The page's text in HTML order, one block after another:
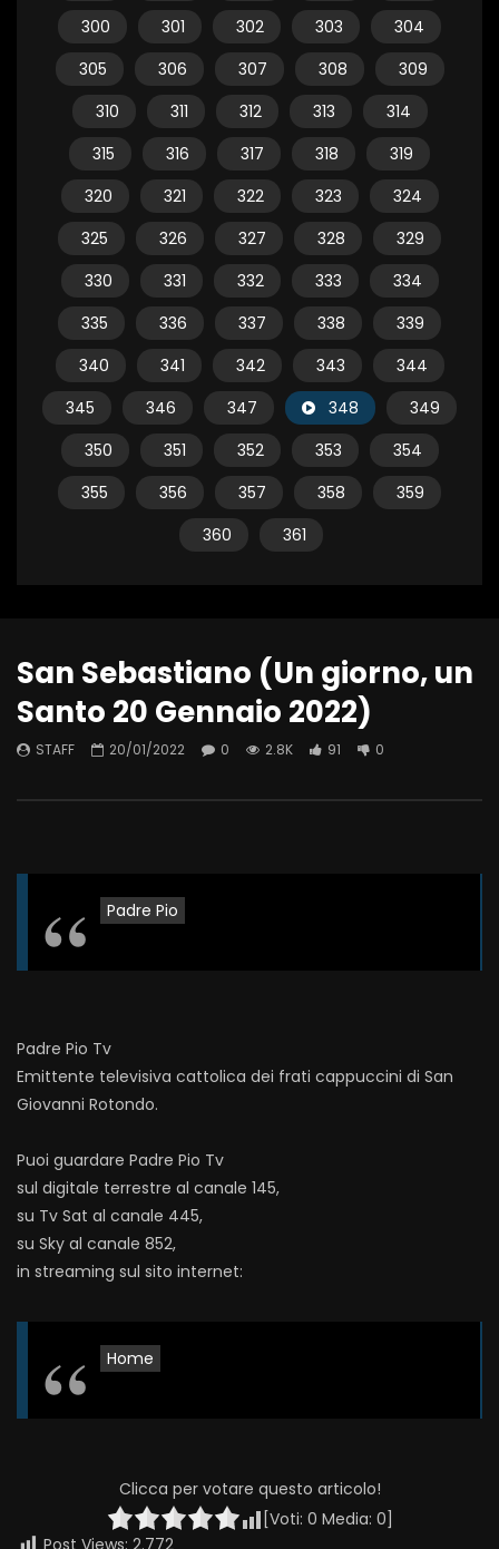
300
301 302 303
304
305
306 307 308
309
310
311 312 313
314
315
316 317 318
319
320
321 322 323
324
325
326 327 328
329
330
331 332 333
334
335
336 337 338
339
340
341 342 343
344
345
346 347 348
349
350
351 352 353
354
355
356 357 358
359
360
361
San Sebastiano (Un giorno, un
Santo 20 Gennaio 2022)
STAFF 20/01/2022 0 2.8K 91 0
Padre Pio
Padre Pio Tv
Emittente televisiva cattolica dei frati cappuccini di San
Giovanni Rotondo.
Puoi guardare Padre Pio Tv
sul digitale terrestre al canale 145,
su Tv Sat al canale 445,
su Sky al canale 852,
in streaming sul sito internet:
Home
Clicca per votare questo articolo!
[Voti: 0 Media: 0]
Post Views: 2.772